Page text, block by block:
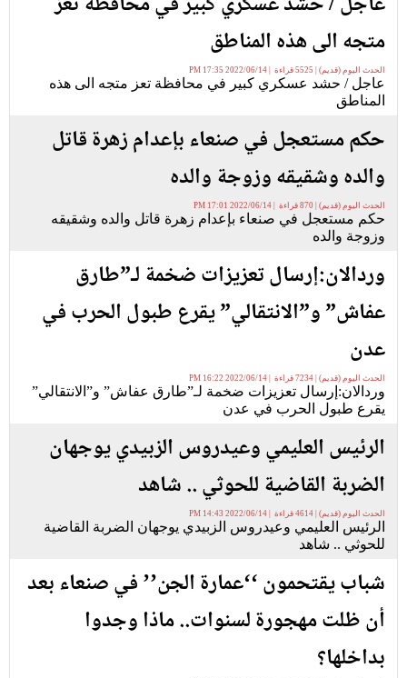
متجه الى هذه المناطق
الحدث اليوم (قديم) | 5525 قراءة | 2022/06/14 17:35 PM
عاجل / حشد عسكري كبير في محافظة تعز متجه الى هذه
المناطق
حكم مستعجل في صنعاء بإعدام زهرة قاتل
والده وشقيقه وزوجة والده
الحدث اليوم (قديم) | 870 قراءة | 2022/06/14 17:01 PM
حكم مستعجل في صنعاء بإعدام زهرة قاتل والده وشقيقه
وزوجة والده
وردالان:إرسال تعزيزات ضخمة لـ”طارق
عفاش” و”الانتقالي” يقرع طبول الحرب في
عدن
الحدث اليوم (قديم) | 7234 قراءة | 2022/06/14 16:22 PM
وردالان:إرسال تعزيزات ضخمة لـ”طارق عفاش” و”الانتقالي”
يقرع طبول الحرب في عدن
الرئيس العليمي وعيدروس الزبيدي يوجهان
الضربة القاضية للحوثي .. شاهد
الحدث اليوم (قديم) | 4614 قراءة | 2022/06/14 14:43 PM
الرئيس العليمي وعيدروس الزبيدي يوجهان الضربة القاضية
للحوثي .. شاهد
شباب يقتحمون ‘‘عمارة الجن’’ في صنعاء بعد
أن ظلت مهجورة لسنوات.. ماذا وجدوا
بداخلها؟